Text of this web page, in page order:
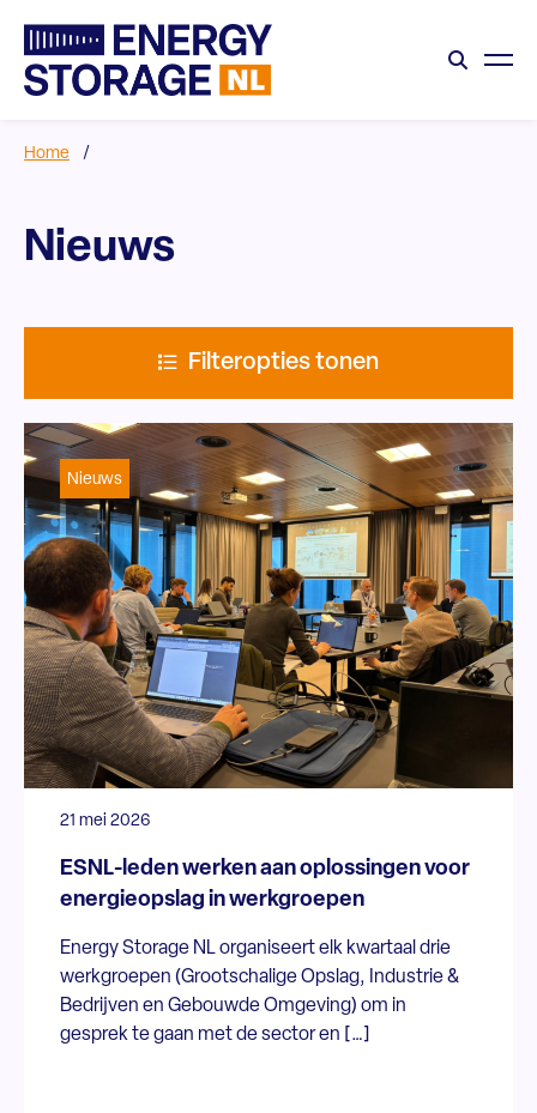
Home /
Nieuws
Filteropties tonen
Nieuws
21 mei 2026
ESNL-leden werken aan oplossingen voor
energieopslag in werkgroepen
Energy Storage NL organiseert elk kwartaal drie
werkgroepen (Grootschalige Opslag, Industrie &
Bedrijven en Gebouwde Omgeving) om in
gesprek te gaan met de sector en […]